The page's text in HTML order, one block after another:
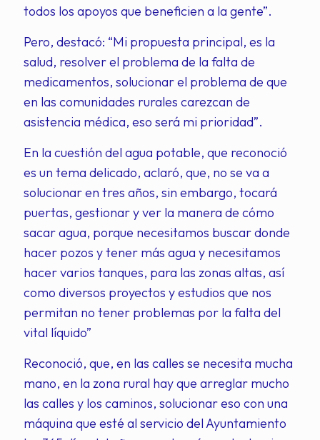
todos los apoyos que beneficien a la gente”.
Pero, destacó: “Mi propuesta principal, es la
salud, resolver el problema de la falta de
medicamentos, solucionar el problema de que
en las comunidades rurales carezcan de
asistencia médica, eso será mi prioridad”.
En la cuestión del agua potable, que reconoció
es un tema delicado, aclaró, que, no se va a
solucionar en tres años, sin embargo, tocará
puertas, gestionar y ver la manera de cómo
sacar agua, porque necesitamos buscar donde
hacer pozos y tener más agua y necesitamos
hacer varios tanques, para las zonas altas, así
como diversos proyectos y estudios que nos
permitan no tener problemas por la falta del
vital líquido”
Reconoció, que, en las calles se necesita mucha
mano, en la zona rural hay que arreglar mucho
las calles y los caminos, solucionar eso con una
máquina que esté al servicio del Ayuntamiento